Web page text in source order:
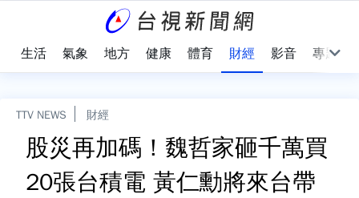
生活 氣象 地方 健康 體育 財經 影音 專題
TTV NEWS 財經
股災再加碼！魏哲家砸千萬買
20張台積電 黃仁勳將來台帶